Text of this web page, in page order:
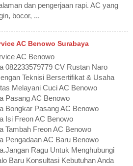
dan pengerjaan rapi. AC yang
bocor, ...
AC Benowo Surabaya
AC Benowo
082233579779 CV Rustan Naro
Teknisi Bersertifikat & Usaha
Melayani Cuci AC Benowo
Pasang AC Benowo
Bongkar Pasang AC Benowo
Isi Freon AC Benowo
Tambah Freon AC Benowo
Pengadaan AC Baru Benowo
Ragu Untuk Menghubungi
Baru Konsultasi Kebutuhan Anda